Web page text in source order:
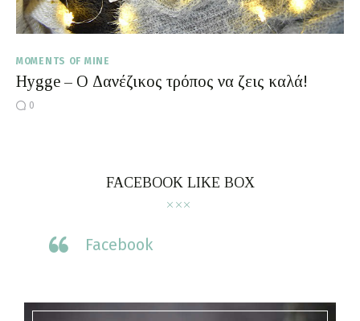
MOMENTS OF MINE
Hygge – Ο Δανέζικος τρόπος να ζεις καλά!
0
FACEBOOK LIKE BOX
Facebook